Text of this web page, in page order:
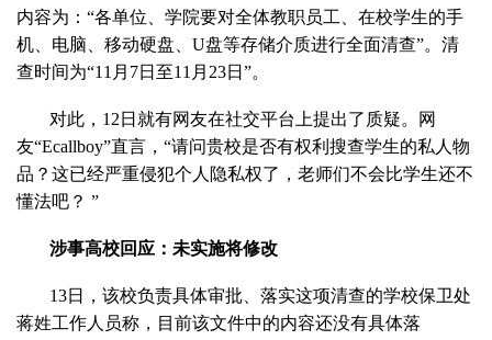
内容为：“各单位、学院要对全体教职员工、在校学生的手
机、电脑、移动硬盘、U盘等存储介质进行全面清查”。清
查时间为“11月7日至11月23日”。
对此，12日就有网友在社交平台上提出了质疑。网
友“Ecallboy”直言，“请问贵校是否有权利搜查学生的私人物
品？这已经严重侵犯个人隐私权了，老师们不会比学生还不
懂法吧？ ”
涉事高校回应：未实施将修改
13日，该校负责具体审批、落实这项清查的学校保卫处
蒋姓工作人员称，目前该文件中的内容还没有具体落